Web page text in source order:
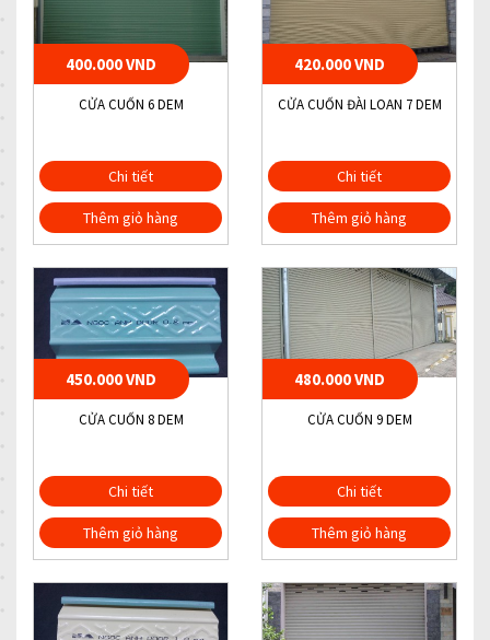
400.000 VND
CỬA CUỐN 6 DEM
Chi tiết
Thêm giỏ hàng
420.000 VND
CỬA CUỐN ĐÀI LOAN 7 DEM
Chi tiết
Thêm giỏ hàng
450.000 VND
CỬA CUỐN 8 DEM
Chi tiết
Thêm giỏ hàng
480.000 VND
CỬA CUỐN 9 DEM
Chi tiết
Thêm giỏ hàng